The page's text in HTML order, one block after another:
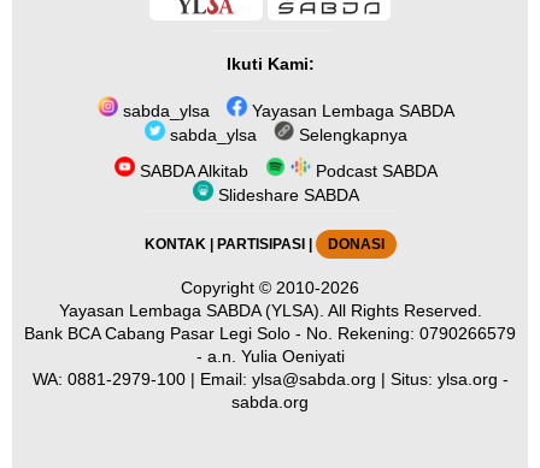
Ikuti Kami:
sabda_ylsa
Yayasan Lembaga SABDA
sabda_ylsa
Selengkapnya
SABDA Alkitab
Podcast SABDA
Slideshare SABDA
KONTAK| PARTISIPASI DONASI
Copyright © 2010-2026
Yayasan Lembaga SABDA (YLSA). All Rights Reserved.
Bank BCA Cabang Pasar Legi Solo - No. Rekening: 0790266579
- a.n. Yulia Oeniyati
WA: 0881-2979-100| Email: ylsa@sabda.org | Situs: ylsa.org -
sabda.org